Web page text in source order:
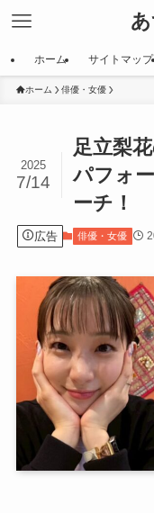
ホーム サイトマップ
ホーム 俳優・女優
足立梨
パフォ
ーチ！
2025
7/14
広告 俳優・女優